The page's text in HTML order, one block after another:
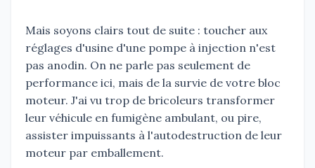
Mais soyons clairs tout de suite : toucher aux
réglages d'usine d'une pompe à injection n'est
pas anodin. On ne parle pas seulement de
performance ici, mais de la survie de votre bloc
moteur. J'ai vu trop de bricoleurs transformer
leur véhicule en fumigène ambulant, ou pire,
assister impuissants à l'autodestruction de leur
moteur par emballement.